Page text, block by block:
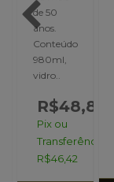
de 50
anos.
Conteúdo
980ml,
vidro..
R$48,86
Pix ou
Transferência:
R$46,42